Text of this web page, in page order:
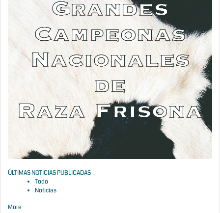
ÚLTIMAS NOTICIAS PUBLICADAS
Todo
Noticias
More